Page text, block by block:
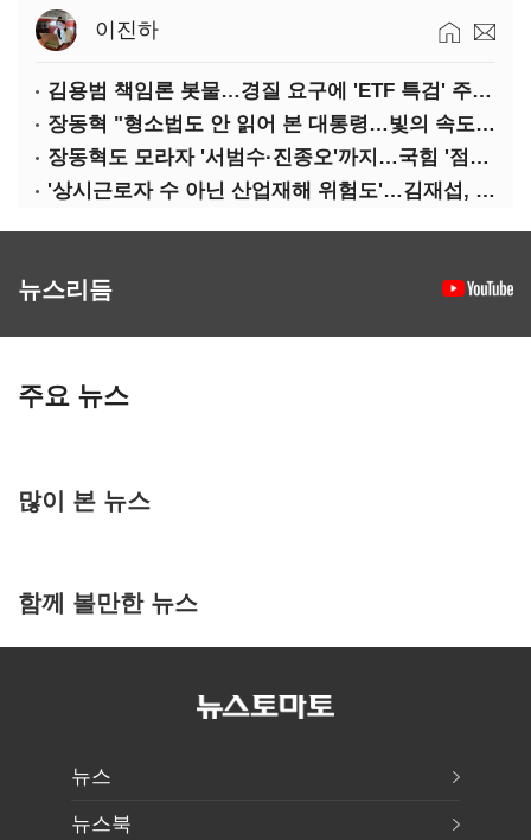
이진하
김용범 책임론 봇물…경질 요구에 'ETF 특검' 주장까지
장동혁 "형소법도 안 읽어 본 대통령…빛의 속도로 무너질 것"
장동혁도 모라자 '서범수·진종오'까지…국힘 '점입가경'
'상시근로자 수 아닌 산업재해 위험도'…김재섭, 산재예방 지원기준 손질
뉴스리듬
주요 뉴스
많이 본 뉴스
함께 볼만한 뉴스
뉴스
뉴스북